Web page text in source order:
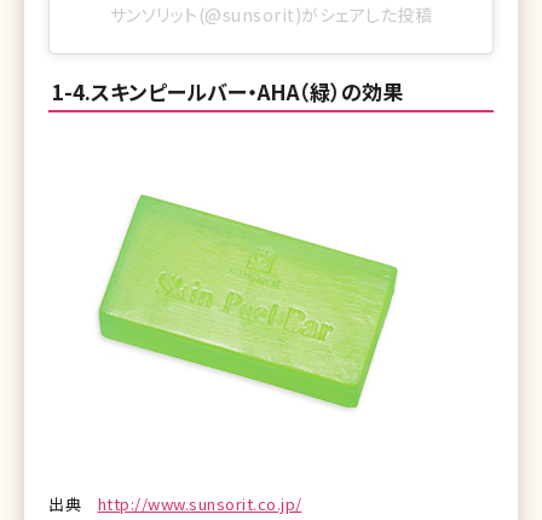
サンソリット(@sunsorit)がシェアした投稿
1-4.スキンピールバー・AHA（緑）の効果
出典 http://www.sunsorit.co.jp/